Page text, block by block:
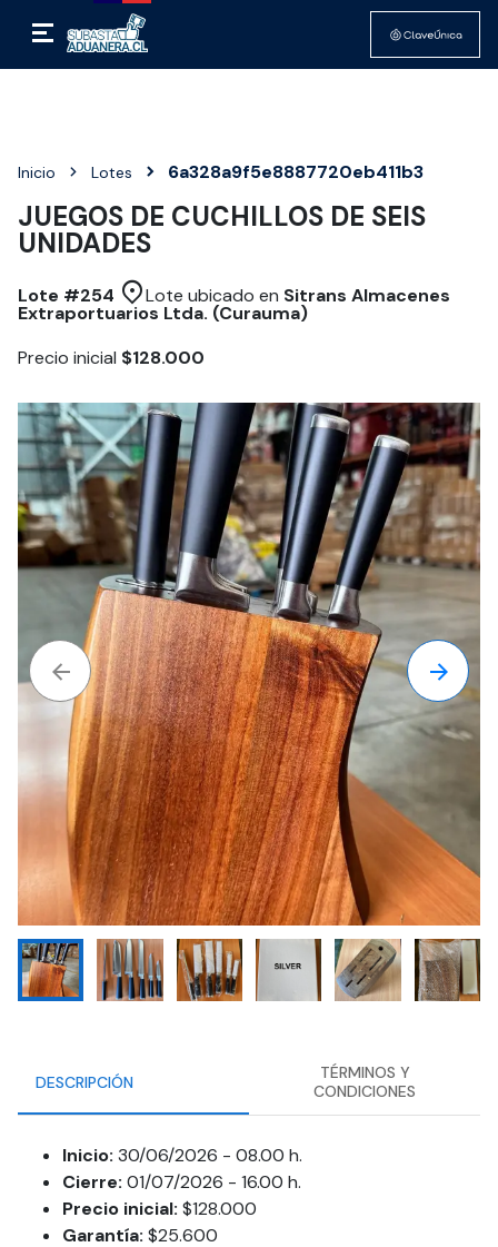
Inicio Lotes 6a328a9f5e8887720eb411b3
JUEGOS DE CUCHILLOS DE SEIS
UNIDADES
Lote #254 Lote ubicado en Sitrans Almacenes
Extraportuarios Ltda. (Curauma)
Precio inicial $128.000
DESCRIPCIÓN
TÉRMINOS Y
CONDICIONES
Inicio: 30/06/2026 - 08.00 h.
Cierre: 01/07/2026 - 16.00 h.
Precio inicial: $128.000
Garantía: $25.600